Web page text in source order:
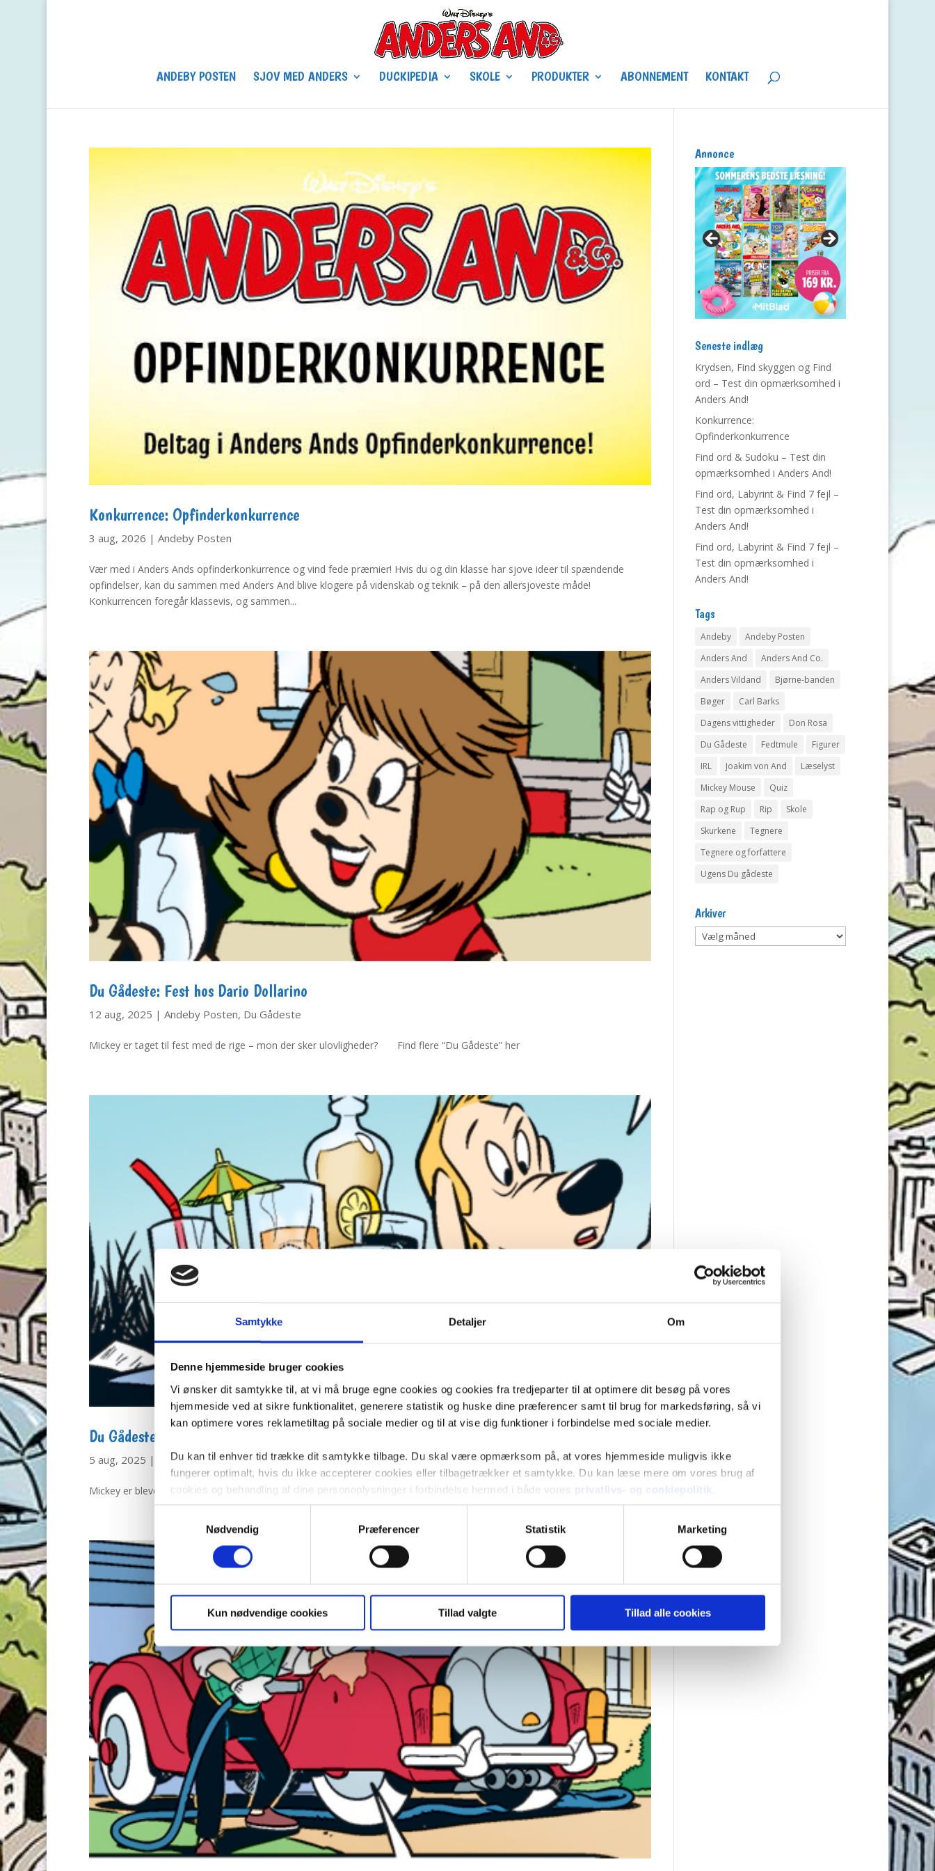
Samtykke Detaljer Om
Denne hjemmeside bruger cookies
Vi ønsker dit samtykke til, at vi må bruge egne cookies og cookies fra tredjeparter til at optimere dit besøg på vores
hjemmeside ved at sikre funktionalitet, generere statistik og huske dine præferencer samt til brug for markedsføring, så vi
kan optimere vores reklametiltag på sociale medier og til at vise dig funktioner i forbindelse med sociale medier.
Du kan til enhver tid trække dit samtykke tilbage. Du skal være opmærksom på, at vores hjemmeside muligvis ikke
fungerer optimalt, hvis du ikke accepterer cookies eller tilbagetrækker et samtykke. Du kan læse mere om vores brug af
cookies og behandling af dine personoplysninger i forbindelse hermed i både vores privatlivs- og cookiepolitik
Nødvendig
Præferencer Statistik Marketing
Kun nødvendige cookies Tillad valgte Tillad alle cookies
ANDEBY POSTEN SJOV MED ANDERS DUCKIPEDIA SKOLE PRODUKTER ABONNEMENT KONTAKT
Konkurrence: Opfinderkonkurrence
3 aug, 2026 | Andeby Posten
Vær med i Anders Ands opfinderkonkurrence og vind fede præmier! Hvis du og din klasse har sjove ideer til spændende
opfindelser, kan du sammen med Anders And blive klogere på videnskab og teknik – på den allersjoveste måde!
Konkurrencen foregår klassevis, og sammen...
Du Gådeste: Fest hos Dario Dollarino
12 aug, 2025 | Andeby Posten, Du Gådeste
Mickey er taget til fest med de rige – mon der sker ulovligheder? Find flere “Du Gådeste” her
Du Gådeste: Strandhotellet
5 aug, 2025 | Andeby Posten,Du Gådeste
Mickey er blevet kaldt ud til et gerningssted ved Andebys legendariske strandhotel. Find flere “Du Gådeste” her
Annonce
Seneste indlæg
Krydsen, Find skyggen og Find
ord – Test din opmærksomhed i
Anders And!
Konkurrence:
Opfinderkonkurrence
Find ord & Sudoku – Test din
opmærksomhed i Anders And!
Find ord, Labyrint & Find 7 fejl –
Test din opmærksomhed i
Anders And!
Find ord, Labyrint & Find 7 fejl –
Test din opmærksomhed i
Anders And!
Tags
Andeby
Andeby Posten
Anders And
Anders And Co.
Anders Vildand
Bjørne-banden
Bøger
Carl Barks
Dagens vittigheder
Don Rosa
Du Gådeste
Fedtmule
Figurer
IRL
Joakim von And
Læselyst
Mickey Mouse
Quiz
Rap og Rup
Rip
Skole
Skurkene
Tegnere
Tegnere og forfattere
Ugens Du gådeste
Arkiver
Arkiver